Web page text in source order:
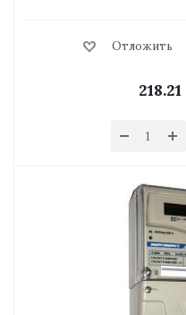
Отложить
218.21